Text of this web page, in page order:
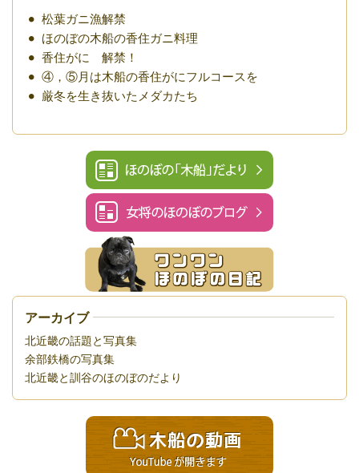
松葉ガニ漁解禁
ほのぼの木船の香住ガニ料理
香住がに 解禁！
④，⑤月は木船の香住がにフルコースを
厳冬を生き抜いたメダカたち
アーカイブ
北近畿の話題と写真集
余部鉄橋の写真集
北近畿と訓谷のほのぼのだより